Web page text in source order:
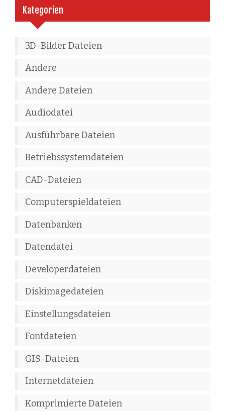
Kategorien
3D-Bilder Dateien
Andere
Andere Dateien
Audiodatei
Ausführbare Dateien
Betriebssystemdateien
CAD-Dateien
Computerspieldateien
Datenbanken
Datendatei
Developerdateien
Diskimagedateien
Einstellungsdateien
Fontdateien
GIS-Dateien
Internetdateien
Komprimierte Dateien